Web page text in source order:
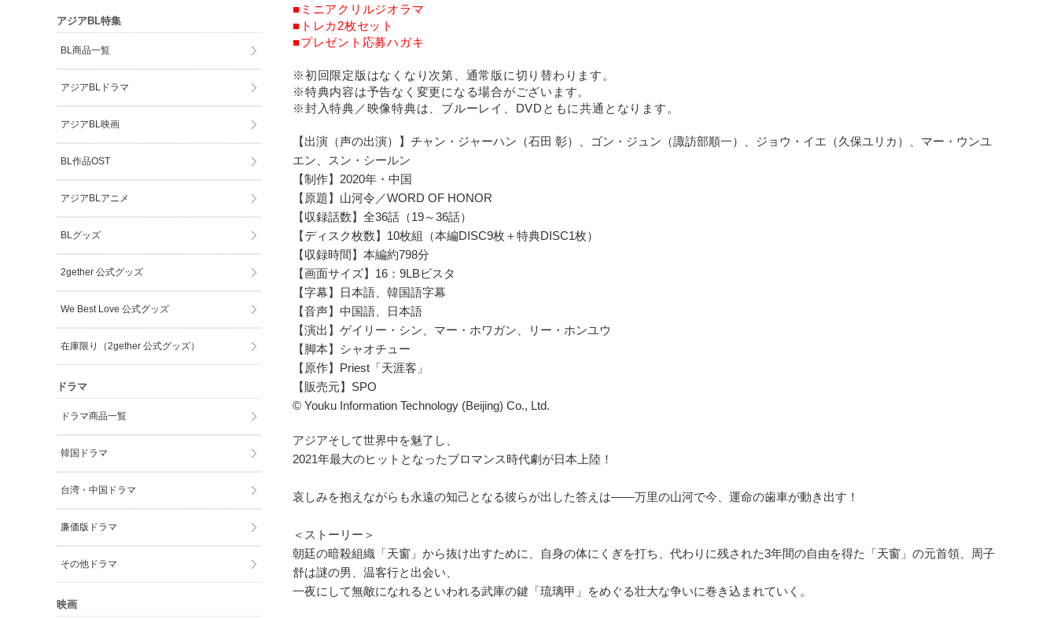
■ミニアクリルジオラマ
■トレカ2枚セット
■プレゼント応募ハガキ
※初回限定版はなくなり次第、通常版に切り替わります。
※特典内容は予告なく変更になる場合がございます。
※封入特典／映像特典は、ブルーレイ、DVDともに共通となります。
【出演（声の出演）】チャン・ジャーハン（石田 彰）、ゴン・ジュン（諏訪部順一）、ジョウ・イエ（久保ユリカ）、マー・ウンユ
エン、スン・シールン
【制作】2020年・中国
【原題】山河令／WORD OF HONOR
【収録話数】全36話（19～36話）
【ディスク枚数】10枚組（本編DISC9枚＋特典DISC1枚）
【収録時間】本編約798分
【画面サイズ】16：9LBビスタ
【字幕】日本語、韓国語字幕
【音声】中国語、日本語
【演出】ゲイリー・シン、マー・ホワガン、リー・ホンユウ
【脚本】シャオチュー
【原作】Priest「天涯客」
【販売元】SPO
© Youku Information Technology (Beijing) Co., Ltd.
アジアそして世界中を魅了し、
2021年最大のヒットとなったブロマンス時代劇が日本上陸！
哀しみを抱えながらも永遠の知己となる彼らが出した答えは――万里の山河で今、運命の歯車が動き出す！
＜ストーリー＞
朝廷の暗殺組織「天窗」から抜け出すために、自身の体にくぎを打ち、代わりに残された3年間の自由を得た「天窗」の元首領、周子
舒は謎の男、温客行と出会い、
一夜にして無敵になれるといわれる武庫の鍵「琉璃甲」をめぐる壮大な争いに巻き込まれていく。
アジアBL特集
BL商品一覧
アジアBLドラマ
アジアBL映画
BL作品OST
アジアBLアニメ
BLグッズ
2gether 公式グッズ
We Best Love 公式グッズ
在庫限り（2gether 公式グッズ）
ドラマ
ドラマ商品一覧
韓国ドラマ
台湾・中国ドラマ
廉価版ドラマ
その他ドラマ
映画